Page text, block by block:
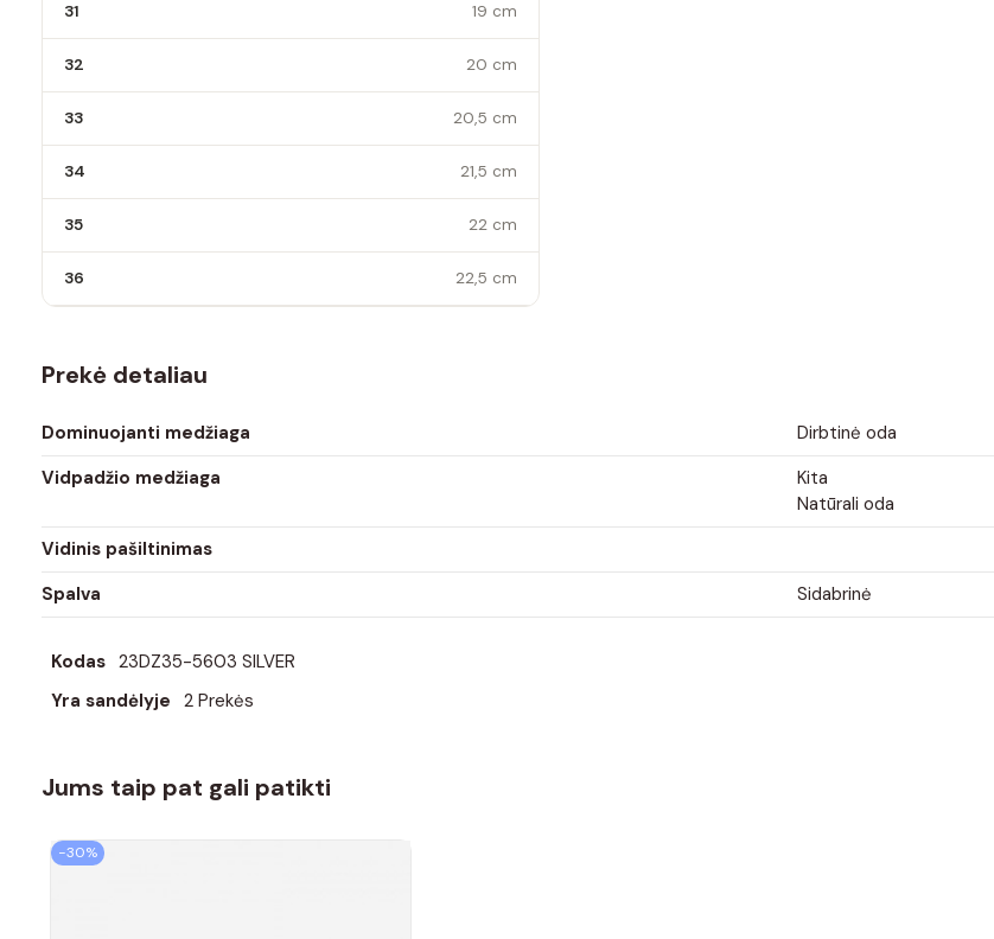
31 19 cm
32 20 cm
33 20,5 cm
34 21,5 cm
35 22 cm
36 22,5 cm
Prekė detaliau
Dominuojanti medžiaga
Dirbtinė oda
Vidpadžio medžiaga
Kita
Natūrali oda
Vidinis pašiltinimas
Spalva
Sidabrinė
Kodas 23DZ35-5603 SILVER
Yra sandėlyje 2 Prekės
Jums taip pat gali patikti
−30%